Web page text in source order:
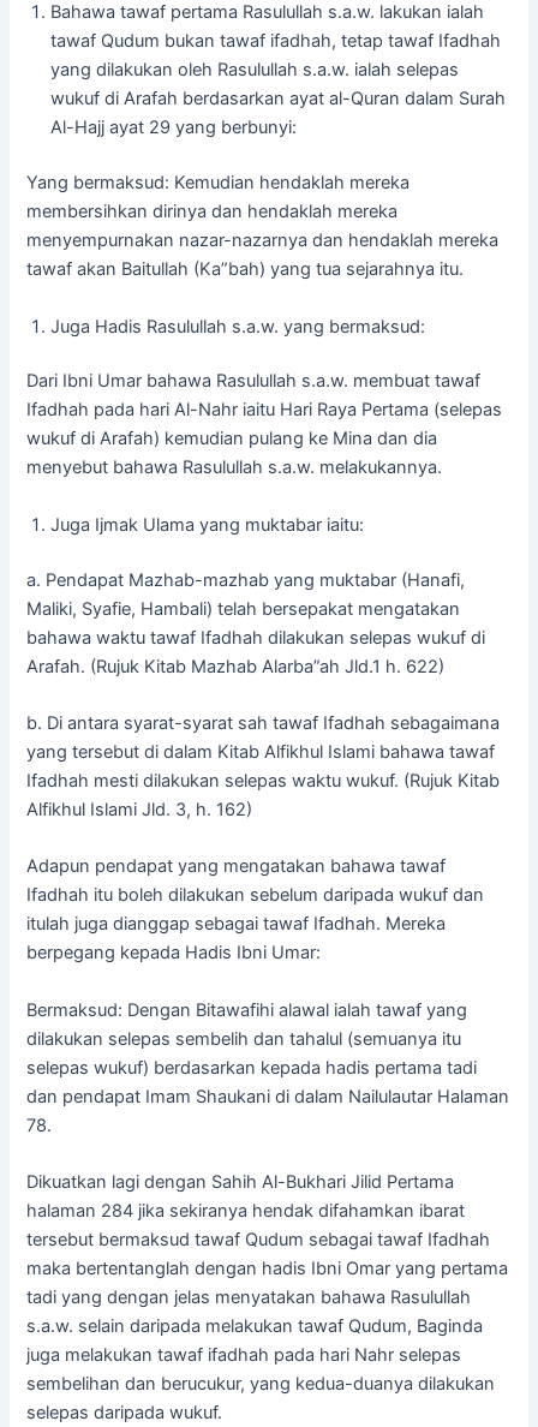
Bahawa tawaf pertama Rasulullah s.a.w. lakukan ialah
tawaf Qudum bukan tawaf ifadhah, tetap tawaf Ifadhah
yang dilakukan oleh Rasulullah s.a.w. ialah selepas
wukuf di Arafah berdasarkan ayat al-Quran dalam Surah
Al-Hajj ayat 29 yang berbunyi:
Yang bermaksud: Kemudian hendaklah mereka
membersihkan dirinya dan hendaklah mereka
menyempurnakan nazar-nazarnya dan hendaklah mereka
tawaf akan Baitullah (Ka”bah) yang tua sejarahnya itu.
Juga Hadis Rasulullah s.a.w. yang bermaksud:
Dari Ibni Umar bahawa Rasulullah s.a.w. membuat tawaf
Ifadhah pada hari Al-Nahr iaitu Hari Raya Pertama (selepas
wukuf di Arafah) kemudian pulang ke Mina dan dia
menyebut bahawa Rasulullah s.a.w. melakukannya.
Juga Ijmak Ulama yang muktabar iaitu:
a. Pendapat Mazhab-mazhab yang muktabar (Hanafi,
Maliki, Syafie, Hambali) telah bersepakat mengatakan
bahawa waktu tawaf Ifadhah dilakukan selepas wukuf di
Arafah. (Rujuk Kitab Mazhab Alarba”ah Jld.1 h. 622)
b. Di antara syarat-syarat sah tawaf Ifadhah sebagaimana
yang tersebut di dalam Kitab Alfikhul Islami bahawa tawaf
Ifadhah mesti dilakukan selepas waktu wukuf. (Rujuk Kitab
Alfikhul Islami Jld. 3, h. 162)
Adapun pendapat yang mengatakan bahawa tawaf
Ifadhah itu boleh dilakukan sebelum daripada wukuf dan
itulah juga dianggap sebagai tawaf Ifadhah. Mereka
berpegang kepada Hadis Ibni Umar:
Bermaksud: Dengan Bitawafihi alawal ialah tawaf yang
dilakukan selepas sembelih dan tahalul (semuanya itu
selepas wukuf) berdasarkan kepada hadis pertama tadi
dan pendapat Imam Shaukani di dalam Nailulautar Halaman
78.
Dikuatkan lagi dengan Sahih Al-Bukhari Jilid Pertama
halaman 284 jika sekiranya hendak difahamkan ibarat
tersebut bermaksud tawaf Qudum sebagai tawaf Ifadhah
maka bertentanglah dengan hadis Ibni Omar yang pertama
tadi yang dengan jelas menyatakan bahawa Rasulullah
s.a.w. selain daripada melakukan tawaf Qudum, Baginda
juga melakukan tawaf ifadhah pada hari Nahr selepas
sembelihan dan berucukur, yang kedua-duanya dilakukan
selepas daripada wukuf.